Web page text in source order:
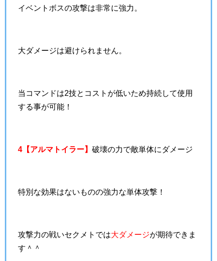
イベントボスの攻撃は非常に強力。
大ダメージは避けられません。
当コマンドは2技とコストが低いため持続して使用
する事が可能！
4【アルマトイラー】 破壊の力で敵単体にダメージ
特別な効果はないものの強力な単体攻撃！
攻撃力の戦いセクメトでは大ダメージが期待できま
す＾＾